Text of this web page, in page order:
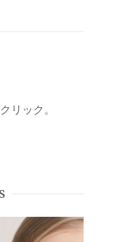
リック。